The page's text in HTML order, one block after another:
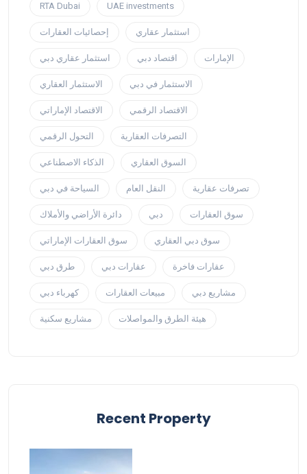
RTA Dubai UAE investments
إحصائيات العقارات استثمار عقاري
استثمار عقاري دبي اقتصاد دبي الإمارات
الاستثمار العقاري الاستثمار في دبي
الاقتصاد الإماراتي الاقتصاد الرقمي
التحول الرقمي التصرفات العقارية
الذكاء الاصطناعي السوق العقاري
السياحة في دبي النقل العام تصرفات عقارية
دائرة الأراضي والأملاك دبي سوق العقارات
سوق العقارات الإماراتي سوق دبي العقاري
طرق دبي عقارات دبي عقارات فاخرة
كهرباء دبي مبيعات العقارات مشاريع دبي
مشاريع سكنية هيئة الطرق والمواصلات
Recent Property